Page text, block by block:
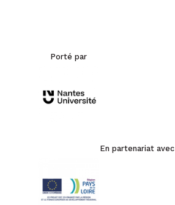
Porté par
En partenariat avec